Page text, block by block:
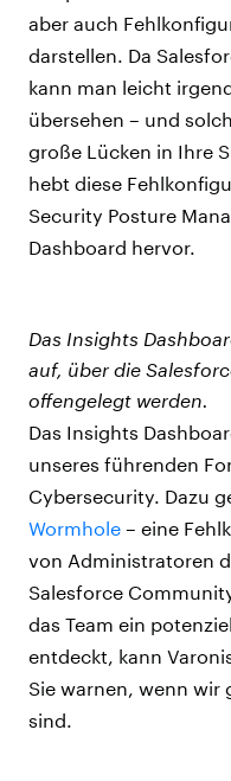
aber auch
darstellen. Da
kann man leicht
übersehen – und
große Lücken in Ihre
hebt diese
Security Posture
Dashboard hervor.
Das Insights
auf, über die
offengelegt werden.
Das Insights
unseres führenden
Cybersecurity. Dazu
Wormhole – eine
von Administratoren
Salesforce
das Team ein
entdeckt, kann
Sie warnen, wenn wir
sind.